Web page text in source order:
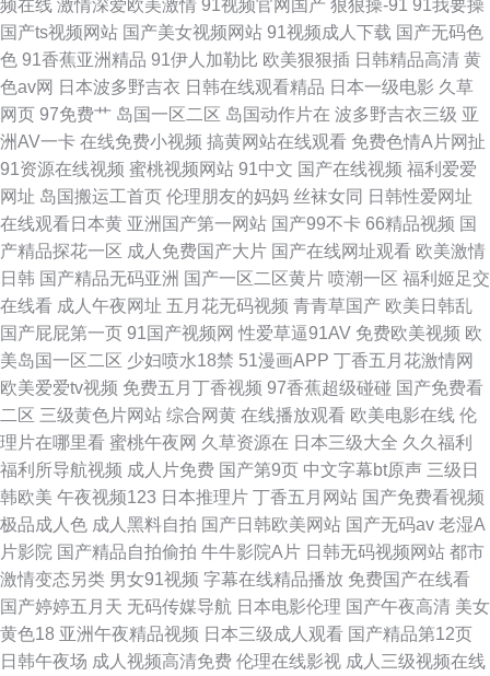
频在线 激情深爱欧美激情 91视频官网国产 狠狠操-91 91我要操
国产ts视频网站 国产美女视频网站 91视频成人下载 国产无码色
色 91香蕉亚洲精品 91伊人加勒比 欧美狠狠插 日韩精品高清 黄
色av网 日本波多野吉衣 日韩在线观看精品 日本一级电影 久草
网页 97免费艹 岛国一区二区 岛国动作片在 波多野吉衣三级 亚
洲AV一卡 在线免费小视频 搞黄网站在线观看 免费色情A片网扯
91资源在线视频 蜜桃视频网站 91中文 国产在线视频 福利爱爱
网址 岛国搬运工首页 伦理朋友的妈妈 丝袜女同 日韩性爱网址
在线观看日本黄 亚洲国产第一网站 国产99不卡 66精品视频 国
产精品探花一区 成人免费国产大片 国产在线网址观看 欧美激情
日韩 国产精品无码亚洲 国产一区二区黄片 喷潮一区 福利姬足交
在线看 成人午夜网址 五月花无码视频 青青草国产 欧美日韩乱
国产屁屁第一页 91国产视频网 性爱草逼91AV 免费欧美视频 欧
美岛国一区二区 少妇喷水18禁 51漫画APP 丁香五月花激情网
欧美爱爱tv视频 免费五月丁香视频 97香蕉超级碰碰 国产免费看
二区 三级黄色片网站 综合网黄 在线播放观看 欧美电影在线 伦
理片在哪里看 蜜桃午夜网 久草资源在 日本三级大全 久久福利
福利所导航视频 成人片免费 国产第9页 中文字幕bt原声 三级日
韩欧美 午夜视频123 日本推理片 丁香五月网站 国产免费看视频
极品成人色 成人黑料自拍 国产日韩欧美网站 国产无码av 老湿A
片影院 国产精品自拍偷拍 牛牛影院A片 日韩无码视频网站 都市
激情变态另类 男女91视频 字幕在线精品播放 免费国产在线看
国产婷婷五月天 无码传媒导航 日本电影伦理 国产午夜高清 美女
黄色18 亚洲午夜精品视频 日本三级成人观看 国产精品第12页
日韩午夜场 成人视频高清免费 伦理在线影视 成人三级视频在线